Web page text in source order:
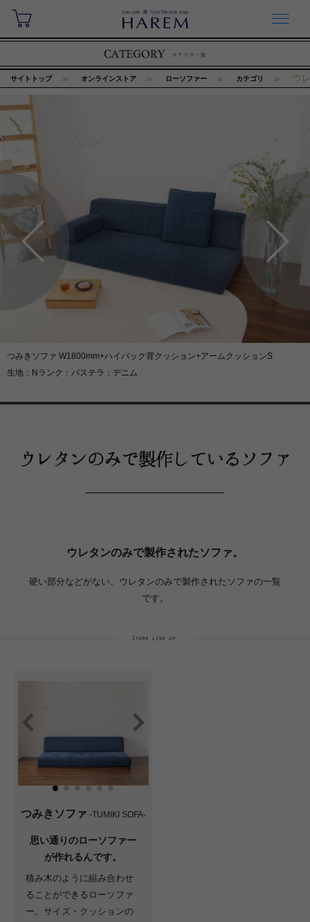
サイトトップ オンラインストア ローソファー カテゴリ ウ
つみきソファ W1800mm+ハイバック背クッション+アームクッションS
生地：Nランク：パステラ：デニム
ウレタンのみで製作されたソファ。
硬い部分などがない、ウレタンのみで製作されたソファの一覧
です。
つみきソファ -TUMIKI SOFA-
思い通りのローソファー
が作れるんです。
積み木のように組み合わせ
ることができるローソファ
ー。サイズ・クッションの